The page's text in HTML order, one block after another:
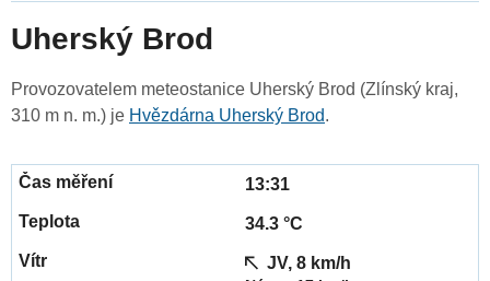
Uherský Brod
Provozovatelem meteostanice Uherský Brod (Zlínský kraj,
310 m n. m.) je Hvězdárna Uherský Brod.
13:31
34.3 °C
JV, 8 km/h